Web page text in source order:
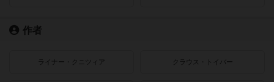
作者
ライナー・クニツィア クラウス・トイバー